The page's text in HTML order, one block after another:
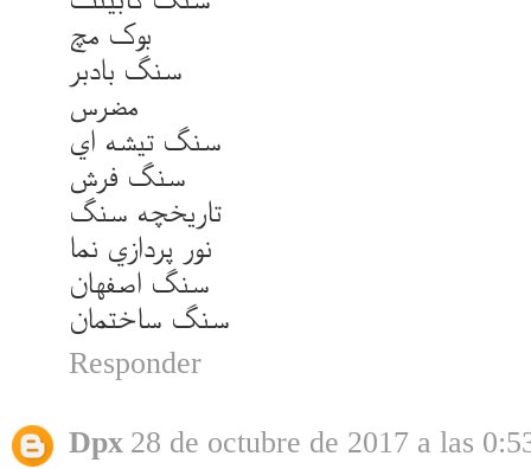
بوک مچ
سنگ بادبر
مضرس
سنگ تيشه اي
سنگ فرش
تاريخچه سنگ
نور پردازي نما
سنگ اصفهان
سنگ ساختمان
Responder
Dpx 28 de octubre de 2017 a las